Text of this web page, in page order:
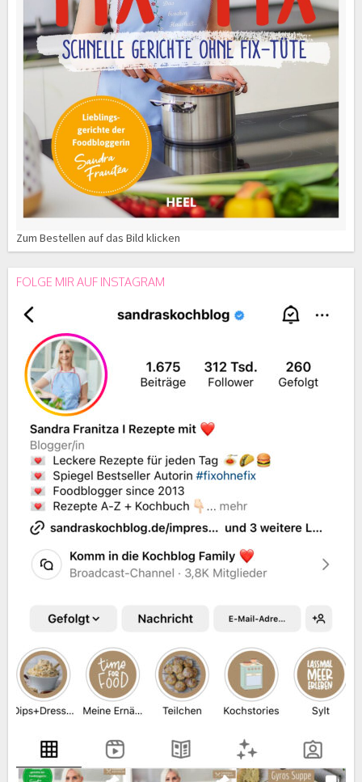
Zum Bestellen auf das Bild klicken
FOLGE MIR AUF INSTAGRAM